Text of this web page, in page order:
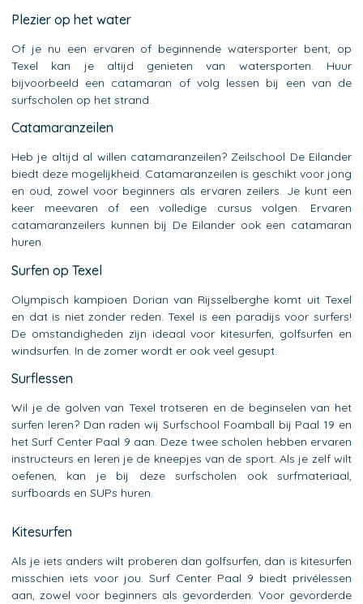
Plezier op het water
Of je nu een ervaren of beginnende watersporter bent, op
Texel kan je altijd genieten van watersporten. Huur
bijvoorbeeld een catamaran of volg lessen bij een van de
surfscholen op het strand.
Catamaranzeilen
Heb je altijd al willen catamaranzeilen? Zeilschool De Eilander
biedt deze mogelijkheid. Catamaranzeilen is geschikt voor jong
en oud, zowel voor beginners als ervaren zeilers. Je kunt een
keer meevaren of een volledige cursus volgen. Ervaren
catamaranzeilers kunnen bij De Eilander ook een catamaran
huren.
Surfen op Texel
Olympisch kampioen Dorian van Rijsselberghe komt uit Texel
en dat is niet zonder reden. Texel is een paradijs voor surfers!
De omstandigheden zijn ideaal voor kitesurfen, golfsurfen en
windsurfen. In de zomer wordt er ook veel gesupt.
Surflessen
Wil je de golven van Texel trotseren en de beginselen van het
surfen leren? Dan raden wij Surfschool Foamball bij Paal 19 en
het Surf Center Paal 9 aan. Deze twee scholen hebben ervaren
instructeurs en leren je de kneepjes van de sport. Als je zelf wilt
oefenen, kan je bij deze surfscholen ook surfmateriaal,
surfboards en SUPs huren.
Kitesurfen
Als je iets anders wilt proberen dan golfsurfen, dan is kitesurfen
misschien iets voor jou. Surf Center Paal 9 biedt privélessen
aan, zowel voor beginners als gevorderden. Voor gevorderde